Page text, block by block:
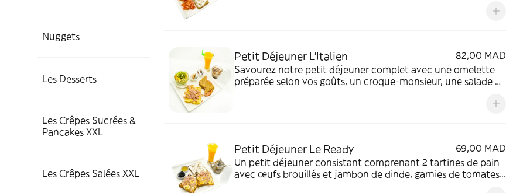
Nuggets
Les Desserts
Les Crêpes Sucrées &
Pancakes XXL
Les Crêpes Salées XXL
Petit Déjeuner L'Italien
82,00 MAD
Savourez notre petit déjeuner complet avec une omelette
préparée selon vos goûts, un croque-monsieur, une salade de
Petit Déjeuner Le Ready
69,00 MAD
Un petit déjeuner consistant comprenant 2 tartines de pain
avec œufs brouillés et jambon de dinde, garnies de tomates